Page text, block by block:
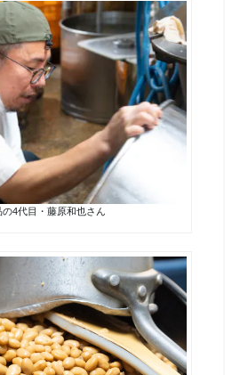
の4代目・藤原和也さん